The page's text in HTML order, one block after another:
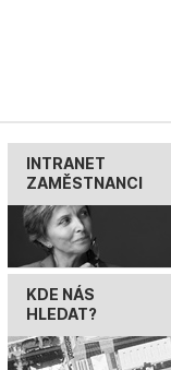
INTRANET
ZAMĚSTNANCI
KDE NÁS
HLEDAT?